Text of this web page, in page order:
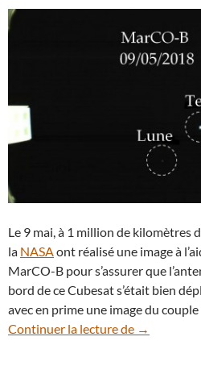
Le 9 mai, à 1 million de kilomètres
la NASA ont réalisé une image à
MarCO-B pour s’assurer que
bord de ce Cubesat s’était bien
avec en prime une image du couple
Continuer la lecture de
En route
→